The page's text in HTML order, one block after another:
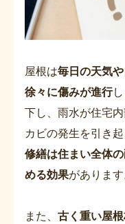
屋根は毎日の天気
徐々に傷みが進行
下し、雨水が住宅
カビの発生を引き
修繕は住まい全体
める効果があります
また、 古く重い屋